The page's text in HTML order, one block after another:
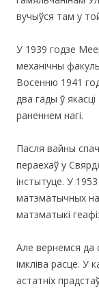
вучыўся там у
У 1939 годзе
механічны
Восенню 1941
два гады ў
раненнем нагі.
Пасля вайны
пераехаў у
інстытуце. У
матэматычных
матэматыкі
Але вернемся да
імкліва расце. У
астатніх